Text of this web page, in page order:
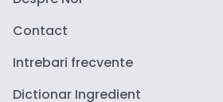
Contact
Intrebari frecvente
Dictionar Ingredient